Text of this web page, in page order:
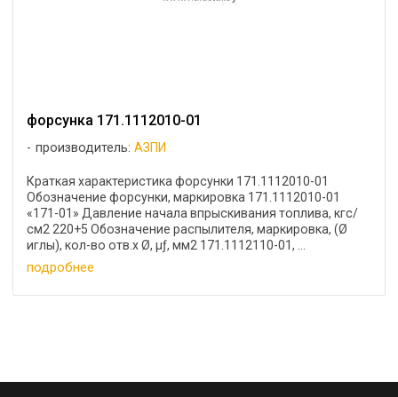
форсунка 171.1112010-01
производитель:АЗПИ
Краткая характеристика форсунки 171.1112010-01
Обозначение форсунки, маркировка 171.1112010-01
«171-01» Давление начала впрыскивания топлива, кгс/
см2 220+5 Обозначение распылителя, маркировка, (Ø
иглы), кол-во отв.х Ø, μƒ, мм2 171.1112110-01, ...
подробнее